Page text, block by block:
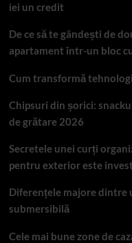
iei un credit
De ce să te gândești de
apartament într-un bloc
Cum transformă
Chipsuri din șorici:
de grătare 2026
Secretele unei curți
pentru exterior este
Diferențele majore dintre
submersibilă
Cele mai bune zone de